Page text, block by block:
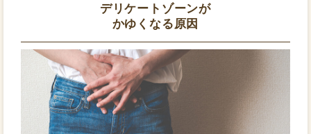
デリケートゾーンが
かゆくなる原因